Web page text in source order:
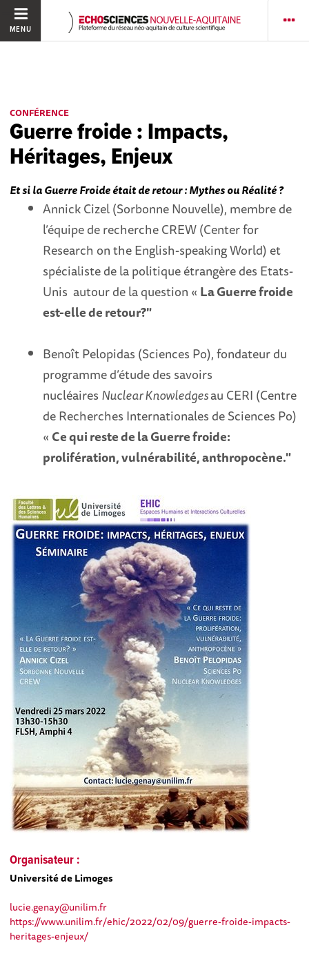
MENU
CONFÉRENCE
Guerre froide : Impacts,
Héritages, Enjeux
Et si la Guerre Froide était de retour : Mythes ou Réalité ?
Annick Cizel (Sorbonne Nouvelle), membre de
l’équipe de recherche CREW (Center for
Research on the English-speaking World) et
spécialiste de la politique étrangère des Etats-
Unis autour de la question « La Guerre froide
est-elle de retour?"
Benoît Pelopidas (Sciences Po), fondateur du
programme d’étude des savoirs
nucléaires Nuclear Knowledgesau CERI (Centre
de Recherches Internationales de Sciences Po)
« Ce qui reste de la Guerre froide:
prolifération, vulnérabilité, anthropocène."
Organisateur :
Université de Limoges
lucie.genay@unilim.fr
https://www.unilim.fr/ehic/2022/02/09/guerre-froide-impacts-
heritages-enjeux/